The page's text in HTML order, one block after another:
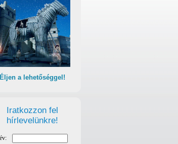
Éljen a lehetőséggel!
Iratkozzon fel
hírlevelünkre!